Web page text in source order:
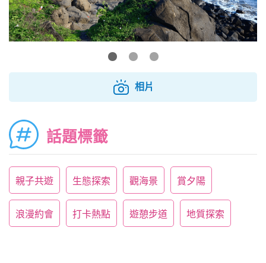
相片
話題標籤
親子共遊 生態探索 觀海景 賞夕陽
浪漫約會 打卡熱點 遊憩步道 地質探索